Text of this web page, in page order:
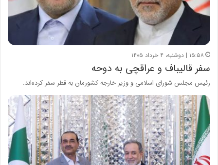
۱۵:۵۸ | دوشنبه، ۴ خرداد ۱۴۰۵
سفر قالیباف و عراقچی به دوحه
رئیس مجلس شورای اسلامی و وزیر خارجه کشورمان به قطر سفر کرده‌اند.